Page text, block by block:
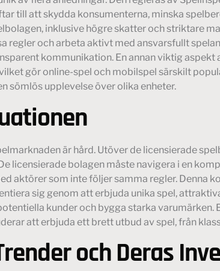
till att skydda konsumenterna, minska
inklusive högre skatter och striktare
regler och arbeta aktivt med ansvarsfullt
kommunikation. En annan viktig
gör online-spel och mobilspel särskilt
sömlös upplevelse över olika enheter.
är hård. Utöver de licensierade
licensierade bolagen måste navigera i en
aktörer som inte följer samma regler. Denna
sig genom att erbjuda unika spel,
kunder och bygga starka
att erbjuda ett brett utbud av spel, från
och Deras